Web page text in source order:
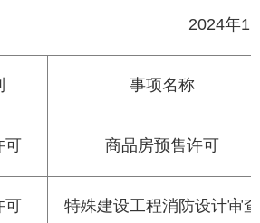
2024年
事项名称
可 商品房预售许可
可 特殊建设工程消防设计审查